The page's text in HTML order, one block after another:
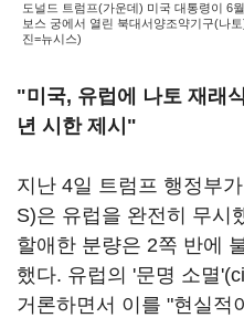
도널드 트럼프(가운데) 미국 대통령이 6
보스 궁에서 열린 북대서양조약기구(나
진=뉴시스)
"미국, 유럽에 나토 재래
년 시한 제시"
지난 4일 트럼프 행정부
S)은 유럽을 완전히 무시
할애한 분량은 2쪽 반에
했다. 유럽의 '문명 소멸
거론하면서 이를 "현실적